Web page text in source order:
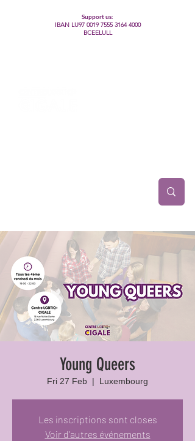
Support us:
IBAN LU97 0019 7555 3164 4000
BCEELULL
Young Queers
Fri 27 Feb
  |
Luxembourg
Les inscriptions sont closes
Voir d'autres événements